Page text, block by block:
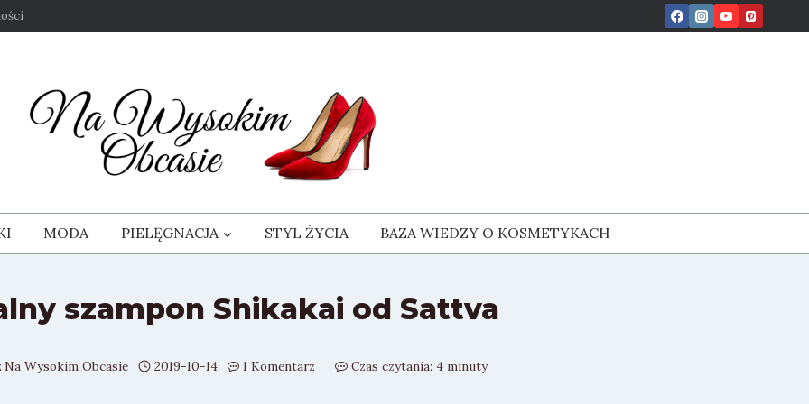
MODA PIELĘGNACJA STYL ŻYCIA BAZA WIEDZY O KOSMETYKACH
szampon Shikakai od Sattva
Na Wysokim Obcasie 2019-10-14 1 Komentarz Czas czytania: 4 minuty